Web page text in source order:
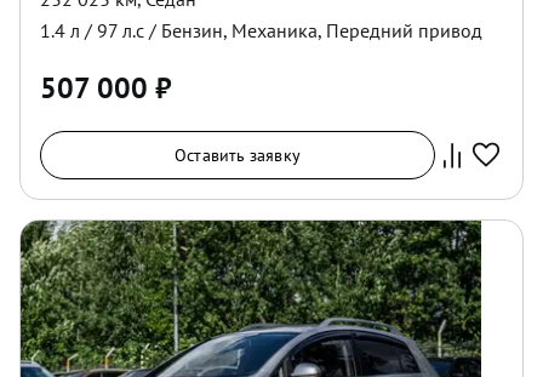
1.4 л / 97 л.с / Бензин, Механика, Передний привод
507 000 ₽
Оставить заявку